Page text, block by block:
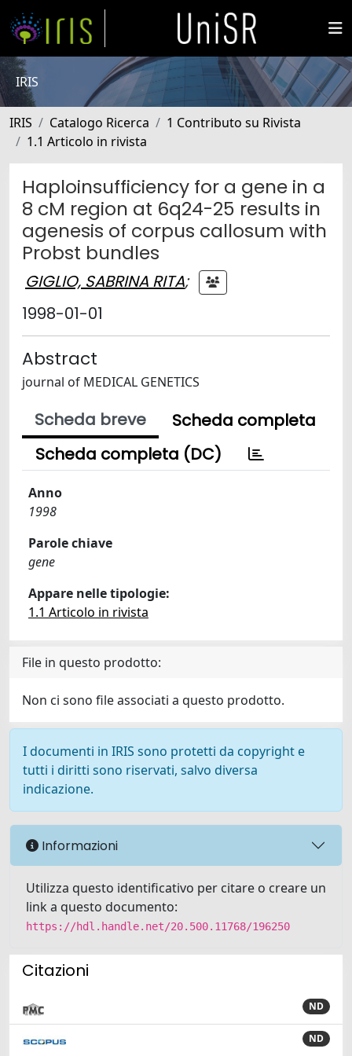
IRIS
IRIS Catalogo Ricerca
1 Contributo su Rivista
1.1 Articolo in rivista
Haploinsufficiency for a gene in a
8 cM region at 6q24-25 results in
agenesis of corpus callosum with
Probst bundles
GIGLIO, SABRINA RITA;
1998-01-01
Abstract
journal of MEDICAL GENETICS
Scheda breve
Scheda completa
Scheda completa (DC)
Anno
1998
Parole chiave
gene
Appare nelle tipologie:
1.1 Articolo in rivista
File in questo prodotto:
Non ci sono file associati a questo prodotto.
I documenti in IRIS sono protetti da copyright e
tutti i diritti sono riservati, salvo diversa
indicazione.
Informazioni
Utilizza questo identificativo per citare o creare un
link a questo documento:
https://hdl.handle.net/20.500.11768/196250
Citazioni
ND
ND